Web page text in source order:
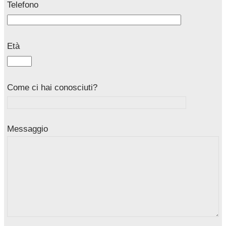
Telefono
Età
Come ci hai conosciuti?
Messaggio